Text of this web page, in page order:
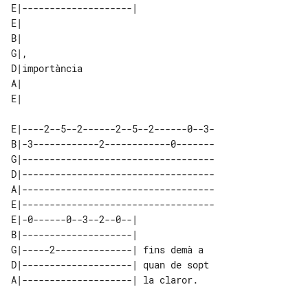
E|--------------------|
E|
B|
G|,
D|importància
A|
E|----2--5--2------2--5--2------0--3-
B|-3------------2------------0-------
G|-----------------------------------
D|-----------------------------------
A|-----------------------------------
E|-----------------------------------
E|-0------0--3--2--0--|
B|--------------------|
G|-----2--------------| fins demà a
D|--------------------| quan de sopt
A|--------------------| la claror.